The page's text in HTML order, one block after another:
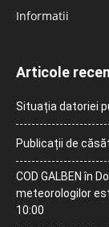
Informatii
Articole
Situația datoriei
Publicații de
COD GALBEN în
meteorologilor
10:00